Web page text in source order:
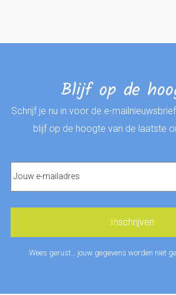
Blijf op de
Schrijf je nu in voor de e-
blijf op de hoogte van de laatste
Wees gerust… jouw gegevens worden niet